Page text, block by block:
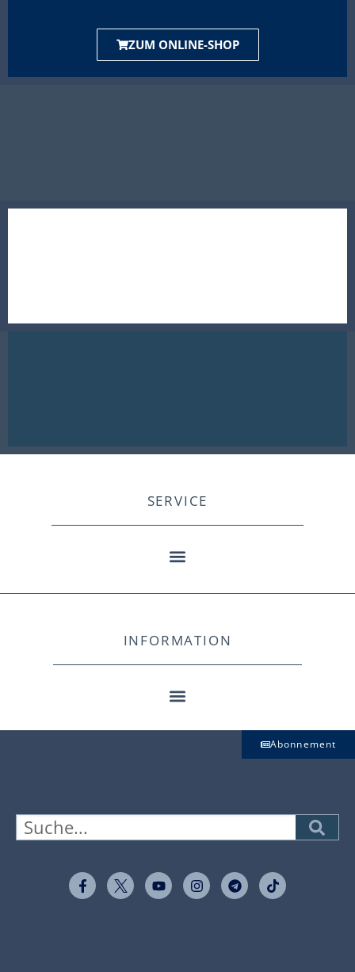
ZUM ONLINE-SHOP
SERVICE
INFORMATION
Abonnement